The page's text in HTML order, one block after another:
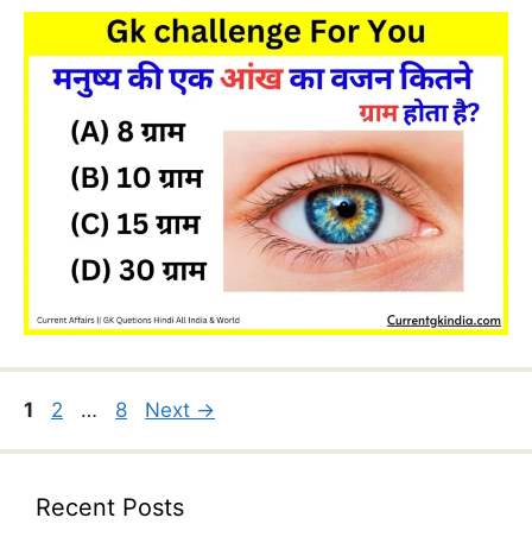
Page
1 Page
2 … Page
8 Next →
Recent Posts